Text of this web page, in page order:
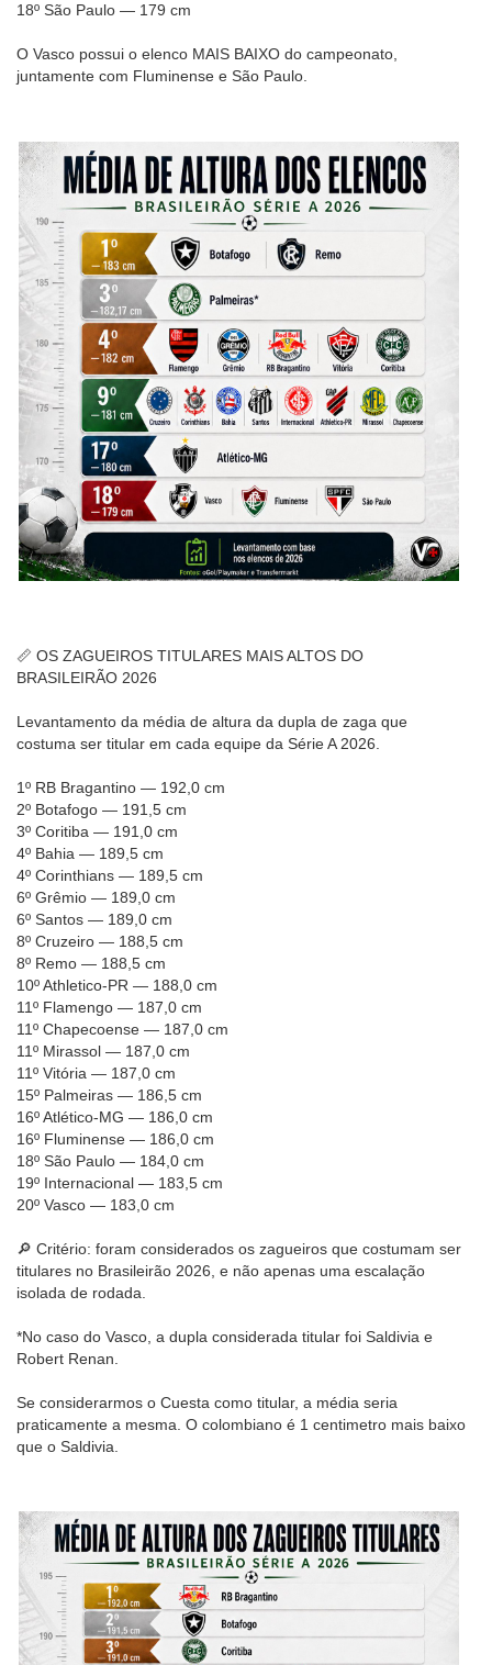
18º São Paulo — 179 cm
O Vasco possui o elenco MAIS BAIXO do campeonato,
juntamente com Fluminense e São Paulo.
📏 OS ZAGUEIROS TITULARES MAIS ALTOS DO
BRASILEIRÃO 2026
Levantamento da média de altura da dupla de zaga que
costuma ser titular em cada equipe da Série A 2026.
1º RB Bragantino — 192,0 cm
2º Botafogo — 191,5 cm
3º Coritiba — 191,0 cm
4º Bahia — 189,5 cm
4º Corinthians — 189,5 cm
6º Grêmio — 189,0 cm
6º Santos — 189,0 cm
8º Cruzeiro — 188,5 cm
8º Remo — 188,5 cm
10º Athletico-PR — 188,0 cm
11º Flamengo — 187,0 cm
11º Chapecoense — 187,0 cm
11º Mirassol — 187,0 cm
11º Vitória — 187,0 cm
15º Palmeiras — 186,5 cm
16º Atlético-MG — 186,0 cm
16º Fluminense — 186,0 cm
18º São Paulo — 184,0 cm
19º Internacional — 183,5 cm
20º Vasco — 183,0 cm
🔎 Critério: foram considerados os zagueiros que costumam ser
titulares no Brasileirão 2026, e não apenas uma escalação
isolada de rodada.
*No caso do Vasco, a dupla considerada titular foi Saldivia e
Robert Renan.
Se considerarmos o Cuesta como titular, a média seria
praticamente a mesma. O colombiano é 1 centimetro mais baixo
que o Saldivia.